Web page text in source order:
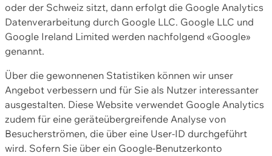
oder der Schweiz sitzt, dann erfolgt die Google Analytics
Datenverarbeitung durch Google LLC. Google LLC und
Google Ireland Limited werden nachfolgend «Google»
genannt.
Über die gewonnenen Statistiken können wir unser
Angebot verbessern und für Sie als Nutzer interessanter
ausgestalten. Diese Website verwendet Google Analytics
zudem für eine geräteübergreifende Analyse von
Besucherströmen, die über eine User-ID durchgeführt
wird. Sofern Sie über ein Google-Benutzerkonto